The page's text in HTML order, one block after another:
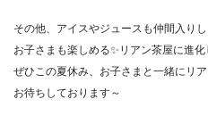
その他、アイスやジュースも仲間入りし
お子さまも楽しめる✨リアン茶屋に進化
ぜひこの夏休み、お子さまと一緒にリ
お待ちしております～